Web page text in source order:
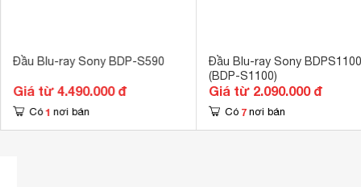
Đầu Blu-ray Sony BDP-S590
Giá từ 4.490.000 đ
Có 1 nơi bán
Đầu Blu-ray Sony BDPS1100
(BDP-S1100)
Giá từ 2.090.000 đ
Có 7 nơi bán